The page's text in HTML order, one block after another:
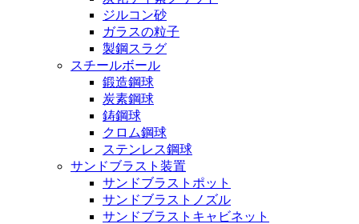
ジルコン砂
ガラスの粒子
製鋼スラグ
スチールボール
鍛造鋼球
炭素鋼球
鋳鋼球
クロム鋼球
ステンレス鋼球
サンドブラスト装置
サンドブラストポット
サンドブラストノズル
サンドブラストキャビネット